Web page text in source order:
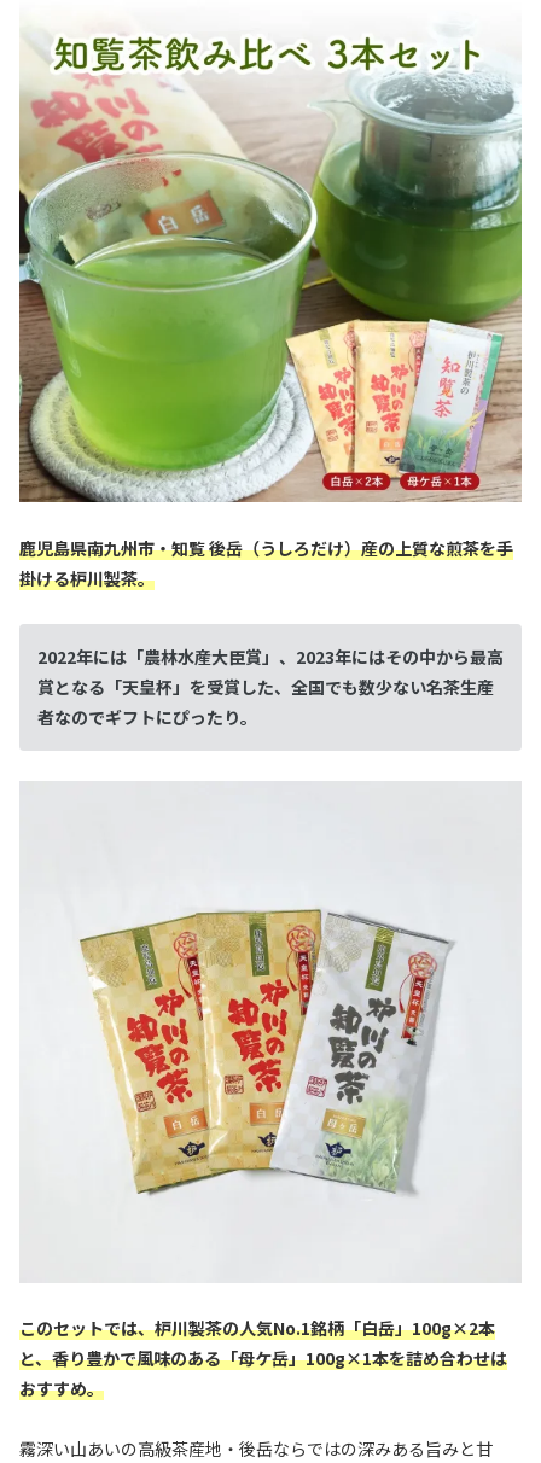
鹿児島県南九州市・知覧 後岳（うしろだけ）産の上質な煎茶を手
掛ける枦川製茶。
2022年には「農林水産大臣賞」、2023年にはその中から最高
賞となる「天皇杯」を受賞した、全国でも数少ない名茶生産
者なのでギフトにぴったり。
このセットでは、枦川製茶の人気No.1銘柄「白岳」100g×2本
と、香り豊かで風味のある「母ケ岳」100g×1本を詰め合わせは
おすすめ。
霧深い山あいの高級茶産地・後岳ならではの深みある旨みと甘